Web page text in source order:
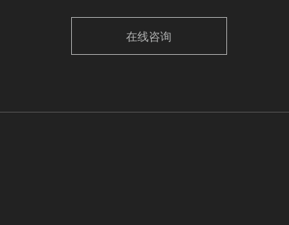
在线咨询